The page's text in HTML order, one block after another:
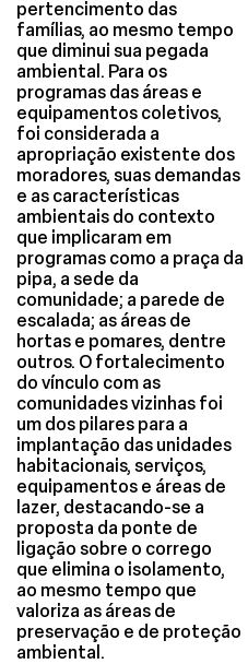
pertencimento das
famílias, ao mesmo tempo
que diminui sua pegada
ambiental. Para os
programas das áreas e
equipamentos coletivos,
foi considerada a
apropriação existente dos
moradores, suas demandas
e as características
ambientais do contexto
que implicaram em
programas como a praça da
pipa, a sede da
comunidade; a parede de
escalada; as áreas de
hortas e pomares, dentre
outros. O fortalecimento
do vínculo com as
comunidades vizinhas foi
um dos pilares para a
implantação das unidades
habitacionais, serviços,
equipamentos e áreas de
lazer, destacando-se a
proposta da ponte de
ligação sobre o corrego
que elimina o isolamento,
ao mesmo tempo que
valoriza as áreas de
preservação e de proteção
ambiental.